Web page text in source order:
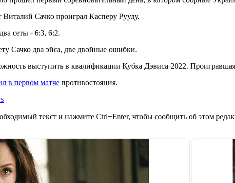
Сачко проиграл Касперу Рууду.
сеты - 6:3, 6:2.
Сачко два эйса, две двойные ошибки.
выступить в квалификации Кубка Дэвиса-2022.
в первом матче противостояния.
текст и нажмите Ctrl+Enter, чтобы сообщить об этом